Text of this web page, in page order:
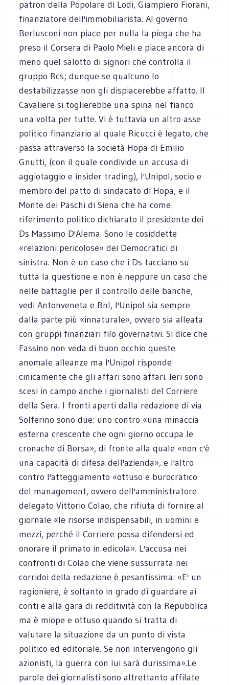
patron della Popolare di Lodi, Giampiero Fiorani,
finanziatore dell'immobiliarista. Al governo
Berlusconi non piace per nulla la piega che ha
preso il Corsera di Paolo Mieli e piace ancora di
meno quel salotto di signori che controlla il
gruppo Rcs; dunque se qualcuno lo
destabilizzasse non gli dispiacerebbe affatto. Il
Cavaliere si toglierebbe una spina nel fianco
una volta per tutte. Vi è tuttavia un altro asse
politico finanziario al quale Ricucci è legato, che
passa attraverso la società Hopa di Emilio
Gnutti, (con il quale condivide un accusa di
aggiotaggio e insider trading), l'Unipol, socio e
membro del patto di sindacato di Hopa, e il
Monte dei Paschi di Siena che ha come
riferimento politico dichiarato il presidente dei
Ds Massimo D'Alema. Sono le cosiddette
«relazioni pericolose» dei Democratici di
sinistra. Non è un caso che i Ds tacciano su
tutta la questione e non è neppure un caso che
nelle battaglie per il controllo delle banche,
vedi Antonveneta e Bnl, l'Unipol sia sempre
dalla parte più «innaturale», ovvero sia alleata
con gruppi finanziari filo governativi. Si dice che
Fassino non veda di buon occhio queste
anomale alleanze ma l'Unipol risponde
cinicamente che gli affari sono affari. Ieri sono
scesi in campo anche i giornalisti del Corriere
della Sera. I fronti aperti dalla redazione di via
Solferino sono due: uno contro «una minaccia
esterna crescente che ogni giorno occupa le
cronache di Borsa», di fronte alla quale «non c'è
una capacità di difesa dell'azienda», e l'altro
contro l'atteggiamento «ottuso e burocratico
del management, ovvero dell'amministratore
delegato Vittorio Colao, che rifiuta di fornire al
giornale «le risorse indispensabili, in uomini e
mezzi, perché il Corriere possa difendersi ed
onorare il primato in edicola». L'accusa nei
confronti di Colao che viene sussurrata nei
corridoi della redazione è pesantissima: «E' un
ragioniere, è soltanto in grado di guardare ai
conti e alla gara di redditività con la Repubblica
ma è miope e ottuso quando si tratta di
valutare la situazione da un punto di vista
politico ed editoriale. Se non intervengono gli
azionisti, la guerra con lui sarà durissima».Le
parole dei giornalisti sono altrettanto affilate